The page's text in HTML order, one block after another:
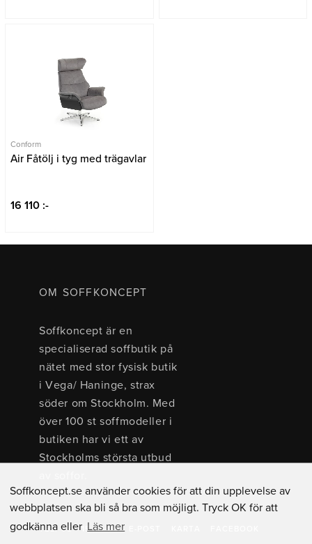
Conform
Air Fåtölj i tyg med trägavlar
16 110 :-
OM SOFFKONCEPT
Soffkoncept är en
specialiserad soffbutik på
nätet med stor fysisk butik
i Vega/ Haninge, strax
söder om Stockholm. Med
över 100 st soffmodeller i
butiken har vi ett av
Stockholms största utbud
TEL: 08 - 15 40 00
Soffkoncept.se använder cookies för att din upplevelse av
webbplatsen ska bli så bra som möjligt. Tryck OK för att
godkänna eller Läs mer